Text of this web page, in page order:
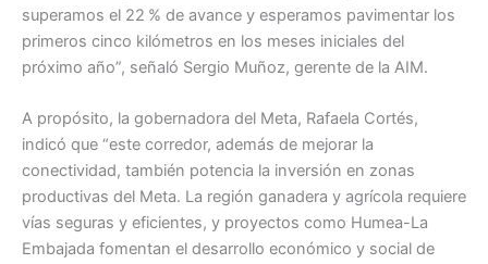
superamos el 22 % de avance y esperamos pavimentar los
primeros cinco kilómetros en los meses iniciales del
próximo año”, señaló Sergio Muñoz, gerente de la AIM.
A propósito, la gobernadora del Meta, Rafaela Cortés,
indicó que “este corredor, además de mejorar la
conectividad, también potencia la inversión en zonas
productivas del Meta. La región ganadera y agrícola requiere
vías seguras y eficientes, y proyectos como Humea-La
Embajada fomentan el desarrollo económico y social de